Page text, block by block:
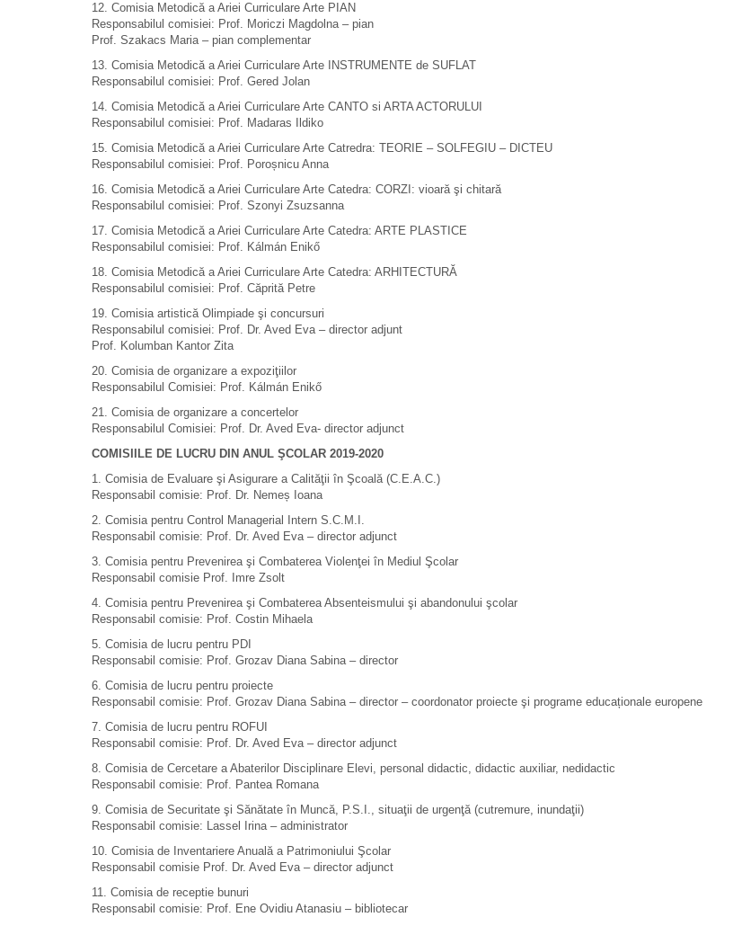
12. Comisia Metodică a Ariei Curriculare Arte PIAN
Responsabilul comisiei: Prof. Moriczi Magdolna – pian
Prof. Szakacs Maria – pian complementar
13. Comisia Metodică a Ariei Curriculare Arte INSTRUMENTE de SUFLAT
Responsabilul comisiei: Prof. Gered Jolan
14. Comisia Metodică a Ariei Curriculare Arte CANTO si ARTA ACTORULUI
Responsabilul comisiei: Prof. Madaras Ildiko
15. Comisia Metodică a Ariei Curriculare Arte Catredra: TEORIE – SOLFEGIU – DICTEU
Responsabilul comisiei: Prof. Poroșnicu Anna
16. Comisia Metodică a Ariei Curriculare Arte Catedra: CORZI: vioară şi chitară
Responsabilul comisiei: Prof. Szonyi Zsuzsanna
17. Comisia Metodică a Ariei Curriculare Arte Catedra: ARTE PLASTICE
Responsabilul comisiei: Prof. Kálmán Enikő
18. Comisia Metodică a Ariei Curriculare Arte Catedra: ARHITECTURĂ
Responsabilul comisiei: Prof. Căprită Petre
19. Comisia artistică Olimpiade şi concursuri
Responsabilul comisiei: Prof. Dr. Aved Eva – director adjunt
Prof. Kolumban Kantor Zita
20. Comisia de organizare a expoziţiilor
Responsabilul Comisiei: Prof. Kálmán Enikő
21. Comisia de organizare a concertelor
Responsabilul Comisiei: Prof. Dr. Aved Eva- director adjunct
COMISIILE DE LUCRU DIN ANUL ŞCOLAR 2019-2020
1. Comisia de Evaluare şi Asigurare a Calităţii în Şcoală (C.E.A.C.)
Responsabil comisie: Prof. Dr. Nemeș Ioana
2. Comisia pentru Control Managerial Intern S.C.M.I.
Responsabil comisie: Prof. Dr. Aved Eva – director adjunct
3. Comisia pentru Prevenirea şi Combaterea Violenţei în Mediul Şcolar
Responsabil comisie Prof. Imre Zsolt
4. Comisia pentru Prevenirea şi Combaterea Absenteismului şi abandonului şcolar
Responsabil comisie: Prof. Costin Mihaela
5. Comisia de lucru pentru PDI
Responsabil comisie: Prof. Grozav Diana Sabina – director
6. Comisia de lucru pentru proiecte
Responsabil comisie: Prof. Grozav Diana Sabina – director – coordonator proiecte şi programe educaționale europene
7. Comisia de lucru pentru ROFUI
Responsabil comisie: Prof. Dr. Aved Eva – director adjunct
8. Comisia de Cercetare a Abaterilor Disciplinare Elevi, personal didactic, didactic auxiliar, nedidactic
Responsabil comisie: Prof. Pantea Romana
9. Comisia de Securitate şi Sănătate în Muncă, P.S.I., situaţii de urgenţă (cutremure, inundaţii)
Responsabil comisie: Lassel Irina – administrator
10. Comisia de Inventariere Anuală a Patrimoniului Şcolar
Responsabil comisie Prof. Dr. Aved Eva – director adjunct
11. Comisia de receptie bunuri
Responsabil comisie: Prof. Ene Ovidiu Atanasiu – bibliotecar